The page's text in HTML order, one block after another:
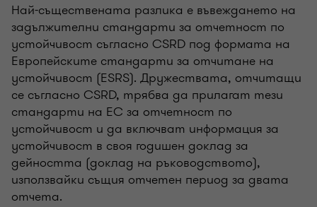
Най-съществената разлика е въвеждането на
задължителни стандарти за отчетност по
устойчивост съгласно CSRD под формата на
Европейските стандарти за отчитане на
устойчивост (ESRS). Дружествата, отчитащи
се съгласно CSRD, трябва да прилагат тези
стандарти на ЕС за отчетност по
устойчивост и да включват информация за
устойчивост в своя годишен доклад за
дейността (доклад на ръководството),
използвайки същия отчетен период за двата
отчета.